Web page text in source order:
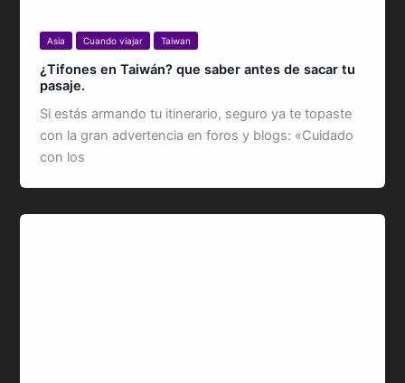
Asia Cuando viajar Taiwan
¿Tifones en Taiwán? que saber antes de sacar tu
pasaje.
Si estás armando tu itinerario, seguro ya te topaste
con la gran advertencia en foros y blogs: «Cuidado
con los